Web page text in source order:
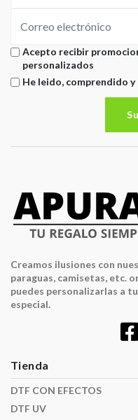
Acepto recibir
personalizados
He leido, comprendido
Creamos ilusiones con
paraguas, camisetas, etc.
puedes personalizarlas a
especial.
Tienda
DTF CON EFECTOS
DTF UV